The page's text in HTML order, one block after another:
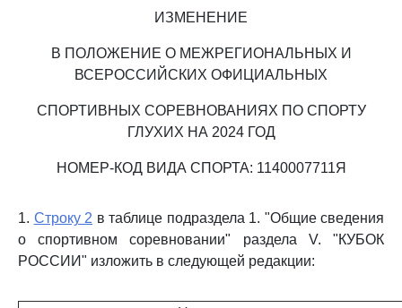
ИЗМЕНЕНИЕ
В ПОЛОЖЕНИЕ О МЕЖРЕГИОНАЛЬНЫХ И
ВСЕРОССИЙСКИХ ОФИЦИАЛЬНЫХ
СПОРТИВНЫХ СОРЕВНОВАНИЯХ ПО СПОРТУ
ГЛУХИХ НА 2024 ГОД
НОМЕР-КОД ВИДА СПОРТА: 1140007711Я
1. Строку 2 в таблице подраздела 1. "Общие сведения
о спортивном соревновании" раздела V. "КУБОК
РОССИИ" изложить в следующей редакции: